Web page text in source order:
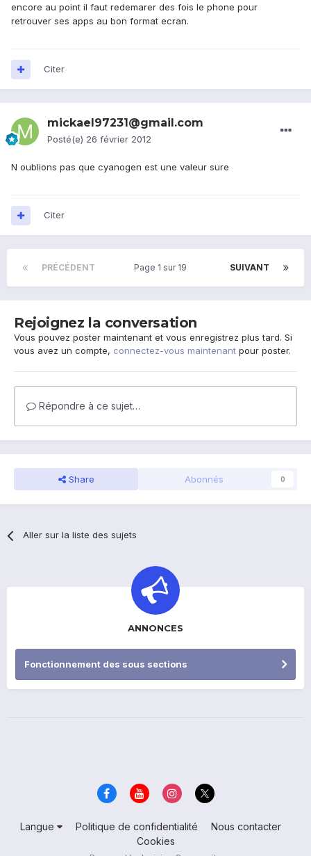
encore au point il faut redemarer des fois le phone pour
retrouver ses apps au bon format ecran.
Citer
mickael97231@gmail.com
Posté(e) 26 février 2012
N oublions pas que cyanogen est une valeur sure
Citer
PRÉCÉDENT SUIVANT
Page 1 sur 19
Rejoignez la conversation
Vous pouvez poster maintenant et vous enregistrez plus tard. Si
vous avez un compte, connectez-vous maintenant pour poster.
Répondre à ce sujet…
Share Abonnés 0
Aller sur la liste des sujets
ANNONCES
Fonctionnement des sous sections
Langue Politique de confidentialité
Nous contacter
Cookies